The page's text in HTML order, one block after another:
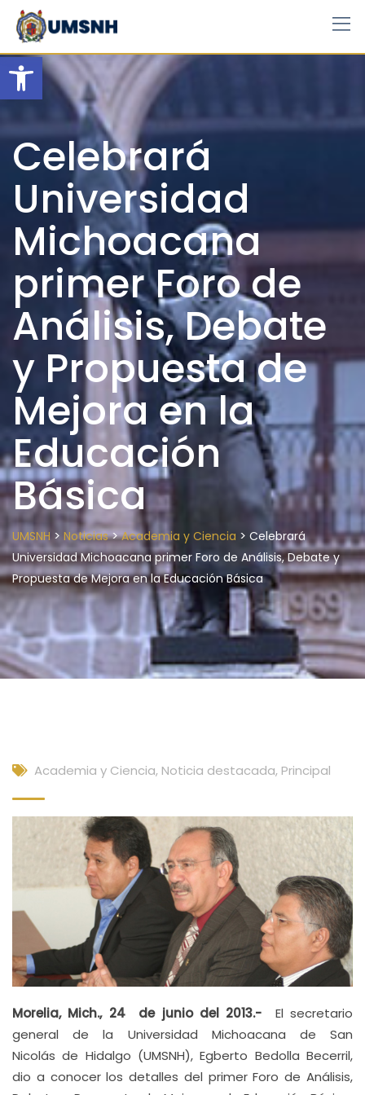
Open toolbar
Skip
content
Celebrará
Universidad
Michoacana
primer Foro de
Análisis, Debate
y Propuesta de
Mejora en la
Educación
Básica
UMSNH > Noticias>Academia y Ciencia > Celebrará
Universidad Michoacana primer Foro de Análisis, Debate y
Propuesta de Mejora en la Educación Básica
Academia y Ciencia, Noticia destacada, Principal
Morelia, Mich., 24 de junio del 2013.-
El secretario
general de la Universidad Michoacana de San
Nicolás de Hidalgo (UMSNH), Egberto Bedolla Becerril,
dio a conocer los detalles del primer Foro de Análisis,